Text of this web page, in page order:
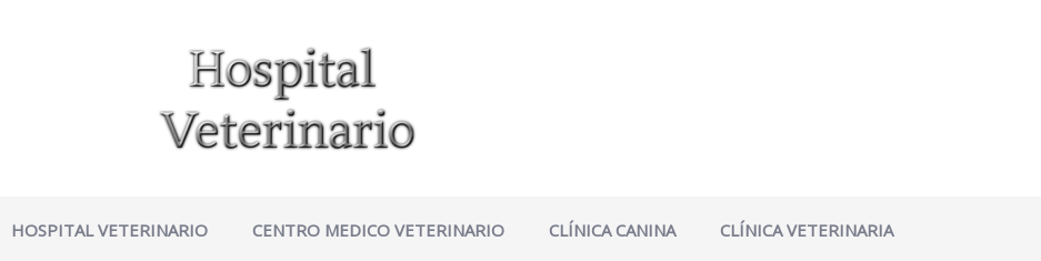
HOSPITAL VETERINARIO CENTRO MEDICO VETERINARIO CLÍNICA CANINA CLÍNICA VETERINARIA